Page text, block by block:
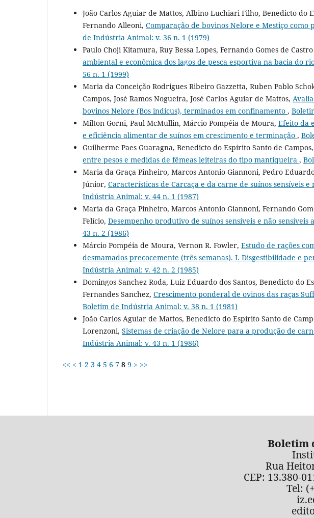
João Carlos Aguiar de Mattos, Albino Luchiari Filho, Benedicto do
Fernando Alleoni, Comparação de bovinos Nelore e Mestiço
de Indústria Animal: v. 36 n. 1 (1979)
Paulo Choji Kitamura, Ruy Bessa Lopes, Fernando Gomes de
ambiental e econômica dos lagos de pesca esportiva na bacia do
56 n. 1 (1999)
Maria da Conceição Rodrigues Ribeiro Gazzetta, Ruben Pablo
Campos, José Ramos Nogueira, José Carlos Aguiar de Mattos,
bovinos Nelore (Bos indicus), terminados em confinamento ,
Milton Gorni, Paul McMullin, Márcio Pompéia de Moura, Efeito da
e eficiência alimentar de suínos em crescimento e terminação ,
Guilherme Paes Guaragna, Benedicto do Espírito Santo de
entre pesos e medidas de fêmeas leiteiras do tipo mantiqueira ,
Maria da Graça Pinheiro, Marcos Antonio Giannoni, Pedro
Júnior, Características de Carcaça e da carne de suínos sensíveis e
Indústria Animal: v. 44 n. 1 (1987)
Maria da Graça Pinheiro, Marcos Antonio Giannoni, Fernando
Felício, Desempenho produtivo de suínos sensíveis e não sensíveis
43 n. 2 (1986)
Márcio Pompéia de Moura, Vernon R. Fowler, Estudo de rações
desmamados precocemente (três semanas). I. Disgestibilidade e
Indústria Animal: v. 42 n. 2 (1985)
Domingos Sanchez Roda, Luiz Eduardo dos Santos, Benedicto do
Fernandes Sanchez, Crescimento ponderal de ovinos das raças
Boletim de Indústria Animal: v. 38 n. 1 (1981)
João Carlos Aguiar de Mattos, Benedicto do Espírito Santo de
Lorenzoni, Sistemas de criação de Nelore para a produção de
Indústria Animal: v. 43 n. 1 (1986)
<< < 1 2 3 4 5 6 7 8 9 > >>
Boletim
Rua
CEP: 13.380-
Tel: